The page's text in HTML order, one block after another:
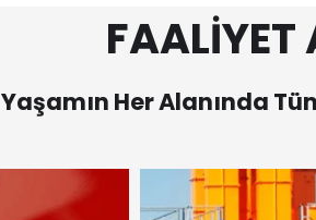
FAALİYET
Yaşamın Her Alanında